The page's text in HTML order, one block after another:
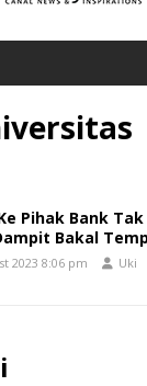
Pihak Bank
Bakal
2023 8:06 pm Uki